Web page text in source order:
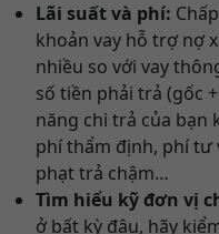
Lãi suất và phí:
khoản vay hỗ trợ nợ
nhiều so với vay
số tiền phải trả (gốc
năng chi trả của bạn
phí thẩm định, phí tư
phạt trả chậm…
Tìm hiểu kỹ đơn vị
ở bất kỳ đâu, hãy